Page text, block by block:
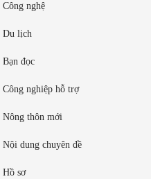
Công nghệ
Du lịch
Bạn đọc
Công nghiệp hỗ trợ
Nông thôn mới
Nội dung chuyên đề
Hồ sơ